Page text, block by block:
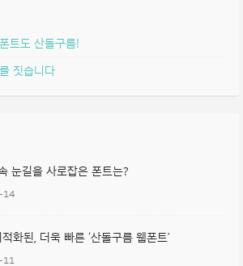
트도 산돌구름!
짓습니다
눈길을 사로잡은 폰트는?
14
화된, 더욱 빠른 ‘산돌구름 웹폰트’